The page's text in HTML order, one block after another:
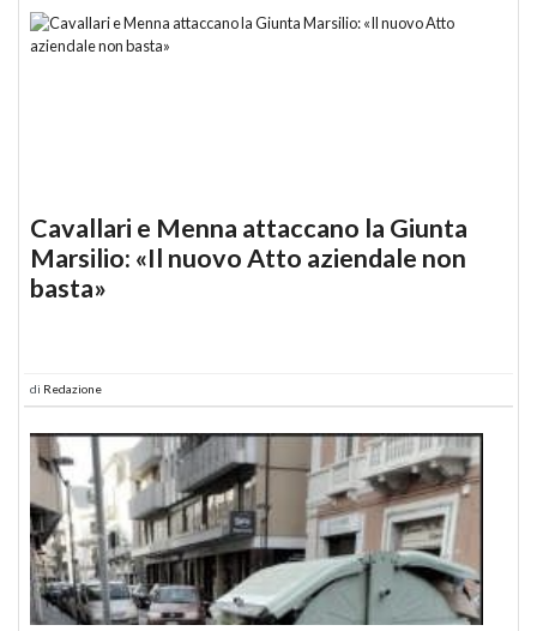
Cavallari e Menna attaccano la Giunta
Marsilio: «Il nuovo Atto aziendale non
basta»
di Redazione